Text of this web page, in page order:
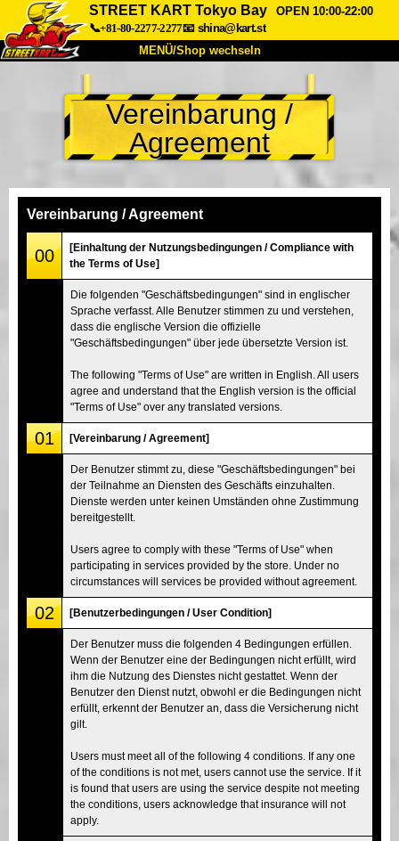
STREET KART Tokyo Bay
OPEN 10:00-22:00
📞+81-80-2277-2277📧 shina@kart.st
MENÜ/Shop wechseln
Über uns Spezifikationen Preise
Anfahrt Bewertungen FAQ
Shop wechseln
Tokio Akihabara#2
Tokio Shibuya Annex Tokio Bucht
Tokio Asakusa
Vereinbarung /
Agreement
Vereinbarung / Agreement
00
[Einhaltung der Nutzungsbedingungen / Compliance with
the Terms of Use]
Die folgenden "Geschäftsbedingungen" sind in englischer
Sprache verfasst. Alle Benutzer stimmen zu und verstehen,
dass die englische Version die offizielle
"Geschäftsbedingungen" über jede übersetzte Version ist.
The following "Terms of Use" are written in English. All users
agree and understand that the English version is the official
"Terms of Use" over any translated versions.
01 [Vereinbarung / Agreement]
Der Benutzer stimmt zu, diese "Geschäftsbedingungen" bei
der Teilnahme an Diensten des Geschäfts einzuhalten.
Dienste werden unter keinen Umständen ohne Zustimmung
bereitgestellt.
Users agree to comply with these "Terms of Use" when
participating in services provided by the store. Under no
circumstances will services be provided without agreement.
02 [Benutzerbedingungen / User Condition]
Der Benutzer muss die folgenden 4 Bedingungen erfüllen.
Wenn der Benutzer eine der Bedingungen nicht erfüllt, wird
ihm die Nutzung des Dienstes nicht gestattet. Wenn der
Benutzer den Dienst nutzt, obwohl er die Bedingungen nicht
erfüllt, erkennt der Benutzer an, dass die Versicherung nicht
gilt.
Users must meet all of the following 4 conditions. If any one
of the conditions is not met, users cannot use the service. If it
is found that users are using the service despite not meeting
the conditions, users acknowledge that insurance will not
apply.